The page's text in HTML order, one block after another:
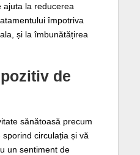
ajuta la reducerea
împotriva
și la îmbunătățirea
de
sănătoasă precum
circulația și vă
un sentiment de